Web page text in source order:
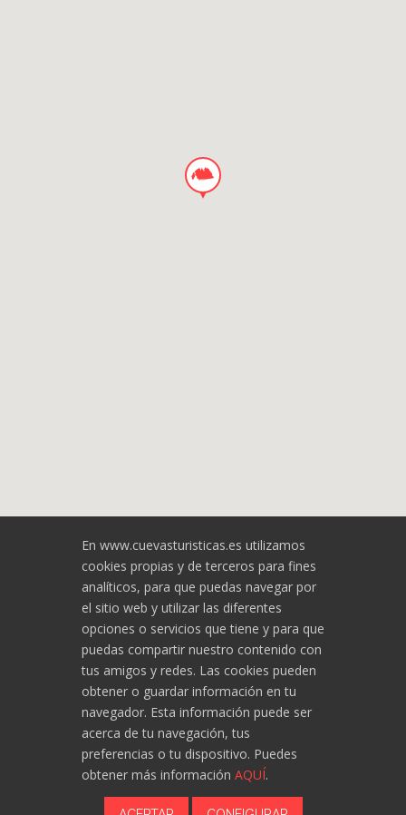
Asociación de Cuevas Turísticas
Españolas
cuevasturisticas@cuevasturisticas.es
Política de cookies
En www.cuevasturisticas.es utilizamos
cookies propias y de terceros para fines
analíticos, para que puedas navegar por
el sitio web y utilizar las diferentes
opciones o servicios que tiene y para que
puedas compartir nuestro contenido con
tus amigos y redes. Las cookies pueden
obtener o guardar información en tu
navegador. Esta información puede ser
acerca de tu navegación, tus
preferencias o tu dispositivo. Puedes
obtener más información AQUÍ.